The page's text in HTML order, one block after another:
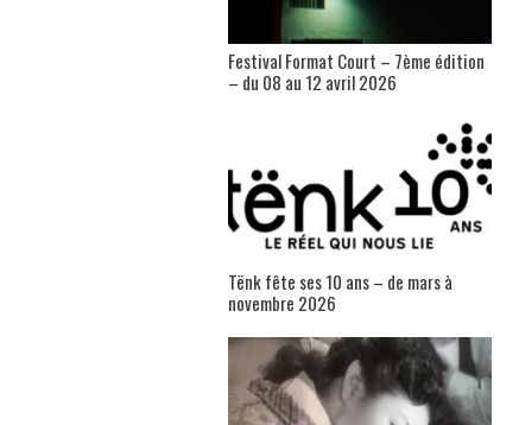
Festival Format Court – 7ème édition
– du 08 au 12 avril 2026
Tënk fête ses 10 ans – de mars à
novembre 2026